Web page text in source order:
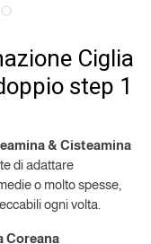
Ciglia
step 1
& Cisteamina
di adattare
o molto spesse,
ogni volta.
Coreana